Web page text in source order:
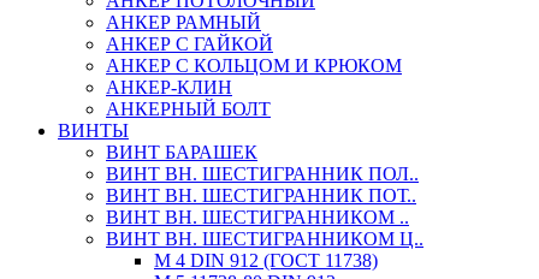
АНКЕР РАМНЫЙ
АНКЕР С ГАЙКОЙ
АНКЕР С КОЛЬЦОМ И КРЮКОМ
АНКЕР-КЛИН
АНКЕРНЫЙ БОЛТ
ВИНТЫ
ВИНТ БАРАШЕК
ВИНТ ВН. ШЕСТИГРАННИК ПОЛ..
ВИНТ ВН. ШЕСТИГРАННИК ПОТ..
ВИНТ ВН. ШЕСТИГРАННИКОМ ..
ВИНТ ВН. ШЕСТИГРАННИКОМ Ц..
М 4 DIN 912 (ГОСТ 11738)